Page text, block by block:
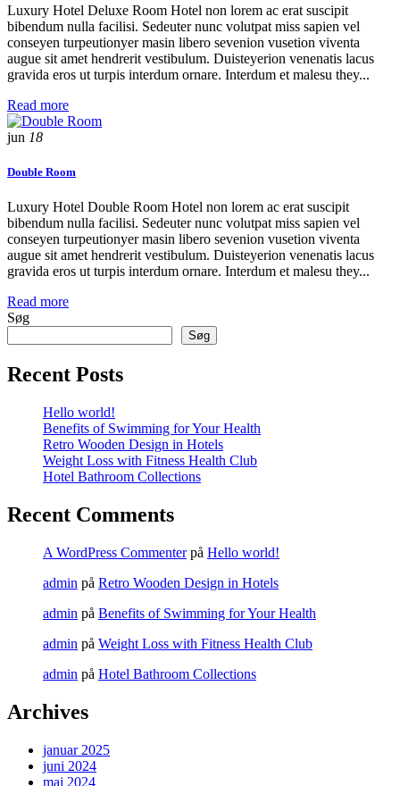
Luxury Hotel Deluxe Room Hotel non lorem ac erat suscipit
bibendum nulla facilisi. Sedeuter nunc volutpat miss sapien vel
conseyen turpeutionyer masin libero sevenion vusetion viventa
augue sit amet hendrerit vestibulum. Duisteyerion venenatis lacus
gravida eros ut turpis interdum ornare. Interdum et malesu they...
Read more
jun 18
Double Room
Luxury Hotel Double Room Hotel non lorem ac erat suscipit
bibendum nulla facilisi. Sedeuter nunc volutpat miss sapien vel
conseyen turpeutionyer masin libero sevenion vusetion viventa
augue sit amet hendrerit vestibulum. Duisteyerion venenatis lacus
gravida eros ut turpis interdum ornare. Interdum et malesu they...
Read more
Søg
Søg
Recent Posts
Hello world!
Benefits of Swimming for Your Health
Retro Wooden Design in Hotels
Weight Loss with Fitness Health Club
Hotel Bathroom Collections
Recent Comments
A WordPress Commenterpå Hello world!
admin på Retro Wooden Design in Hotels
admin på Benefits of Swimming for Your Health
admin på Weight Loss with Fitness Health Club
admin på Hotel Bathroom Collections
Archives
januar 2025
juni 2024
maj 2024